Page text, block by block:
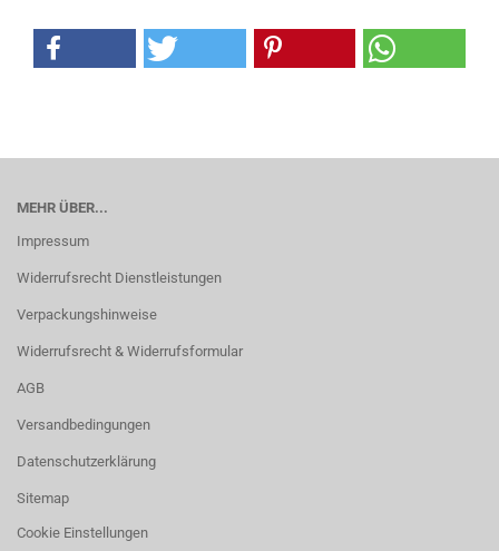
MEHR ÜBER...
Impressum
Widerrufsrecht Dienstleistungen
Verpackungshinweise
Widerrufsrecht & Widerrufsformular
AGB
Versandbedingungen
Datenschutzerklärung
Sitemap
Cookie Einstellungen